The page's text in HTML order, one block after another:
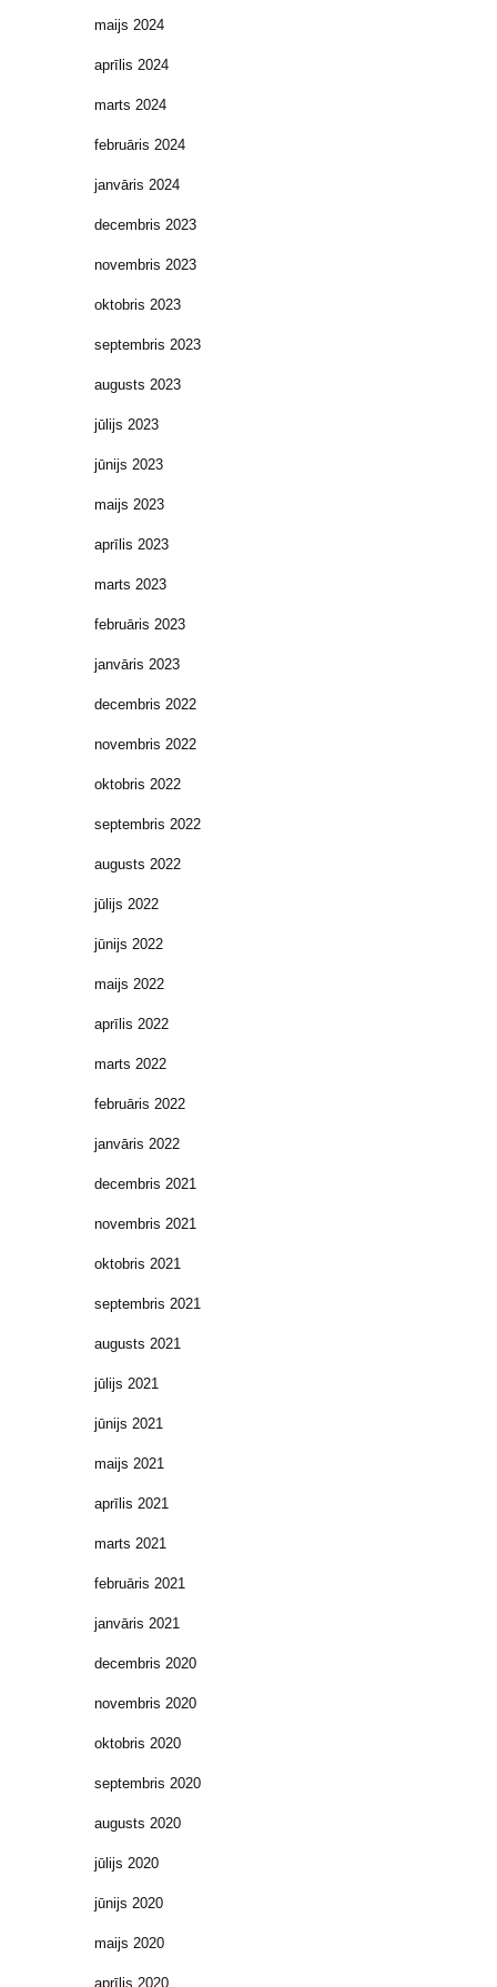
maijs 2024
aprīlis 2024
marts 2024
februāris 2024
janvāris 2024
decembris 2023
novembris 2023
oktobris 2023
septembris 2023
augusts 2023
jūlijs 2023
jūnijs 2023
maijs 2023
aprīlis 2023
marts 2023
februāris 2023
janvāris 2023
decembris 2022
novembris 2022
oktobris 2022
septembris 2022
augusts 2022
jūlijs 2022
jūnijs 2022
maijs 2022
aprīlis 2022
marts 2022
februāris 2022
janvāris 2022
decembris 2021
novembris 2021
oktobris 2021
septembris 2021
augusts 2021
jūlijs 2021
jūnijs 2021
maijs 2021
aprīlis 2021
marts 2021
februāris 2021
janvāris 2021
decembris 2020
novembris 2020
oktobris 2020
septembris 2020
augusts 2020
jūlijs 2020
jūnijs 2020
maijs 2020
aprīlis 2020